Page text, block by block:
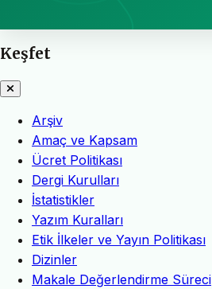
Keşfet
Arşiv
Amaç ve Kapsam
Ücret Politikası
Dergi Kurulları
İstatistikler
Yazım Kuralları
Etik İlkeler ve Yayın Politikası
Dizinler
Makale Değerlendirme Süreci